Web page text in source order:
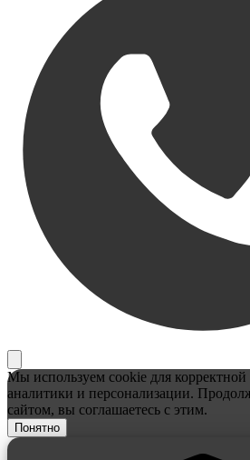
Мы используем cookie для корректной
аналитики и персонализации.
сайтом, вы соглашаетесь с этим.
Понятно